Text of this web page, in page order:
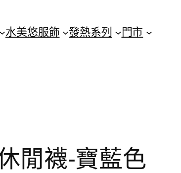
水美悠服飾 發熱系列 門市
閒襪-寶藍色